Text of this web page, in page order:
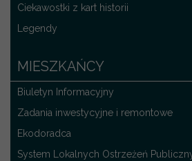
Ciekawostki z kart historii
Legendy
MIESZKAŃCY
Biuletyn Informacyjny
Zadania inwestycyjne i remontowe
Ekodoradca
System Lokalnych Ostrzeżeń